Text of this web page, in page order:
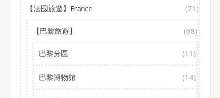
【法國旅遊】France (71)
【巴黎旅遊】 (68)
巴黎分區 (11)
巴黎博物館 (14)